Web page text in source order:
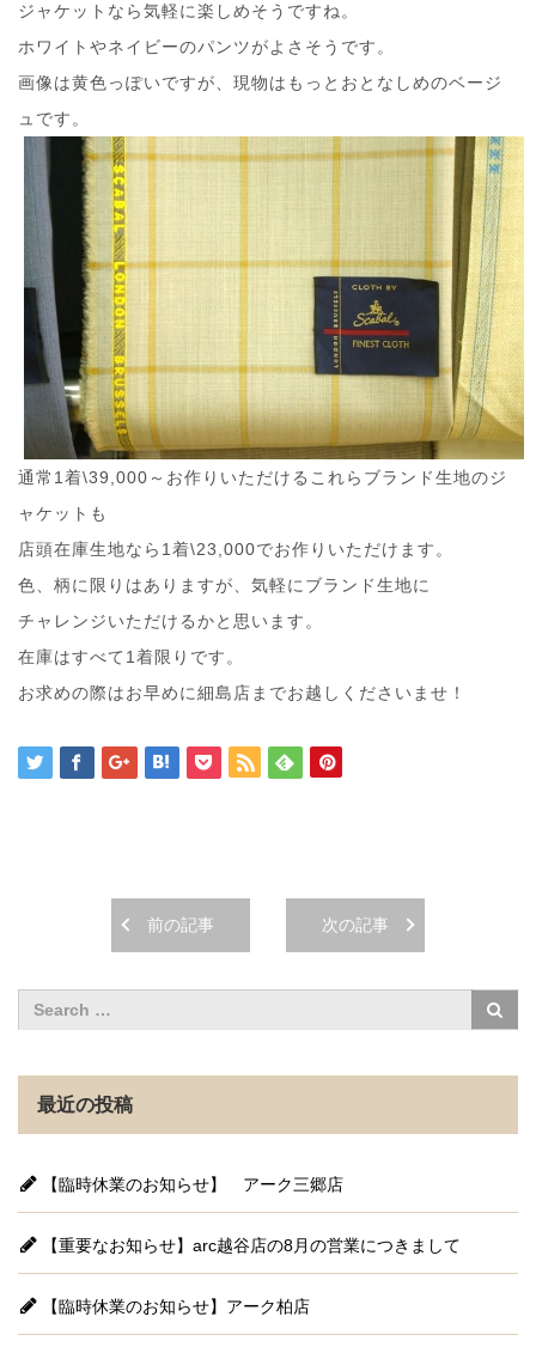
ジャケットなら気軽に楽しめそうですね。
ホワイトやネイビーのパンツがよさそうです。
画像は黄色っぽいですが、現物はもっとおとなしめのベージ
ュです。
通常1着\39,000～お作りいただけるこれらブランド生地のジ
ャケットも
店頭在庫生地なら1着\23,000でお作りいただけます。
色、柄に限りはありますが、気軽にブランド生地に
チャレンジいただけるかと思います。
在庫はすべて1着限りです。
お求めの際はお早めに細島店までお越しくださいませ！
前の記事 次の記事
最近の投稿
【臨時休業のお知らせ】 アーク三郷店
【重要なお知らせ】arc越谷店の8月の営業につきまして
【臨時休業のお知らせ】アーク柏店